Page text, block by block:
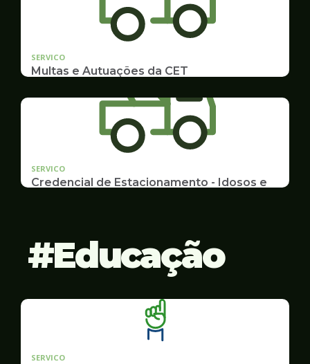
SERVICO
Multas e Autuações da CET
da CET desta semana
SERVICO
Credencial de Estacionamento - Idosos e
Educação
SERVICO